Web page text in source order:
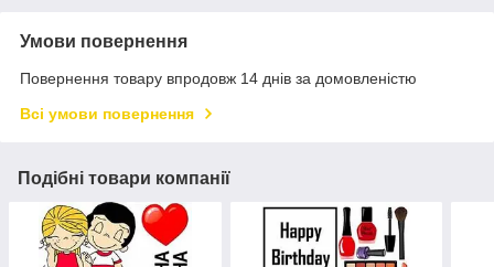
Умови повернення
Повернення товару впродовж 14 днів за домовленістю
Всі умови повернення
Подібні товари компанії